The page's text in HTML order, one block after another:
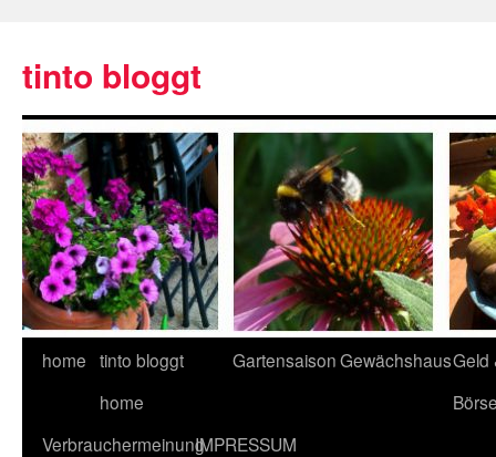
tinto bloggt
home tinto bloggt
home
GartensaisonGewächshausGeld
VerbrauchermeinungIMPRESSUM